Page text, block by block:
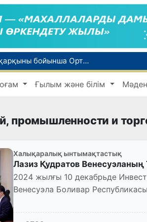
WTTC есебінде Өзбекстан туризмнің өсу қарқыны бойынша Орталық Азияда бірінші орынға шықты
Мүмкіндігі шектеулі талапкерлерге қабылдау емтихандарында қосымша уақыт беріледі
пойызы жөнелтілді
дүниеге келді?
Ғылым және білім
промышленности и
Халықаралық ынтымақтастық
Лазиз Қудратов Венесуэланың
2024 жылғы 10 декабрьде
Венесуэла Боливар